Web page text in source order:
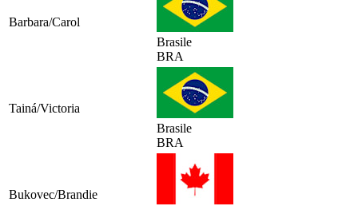
Barbara/Carol
Brasile
BRA
Tainá/Victoria
Brasile
BRA
Bukovec/Brandie